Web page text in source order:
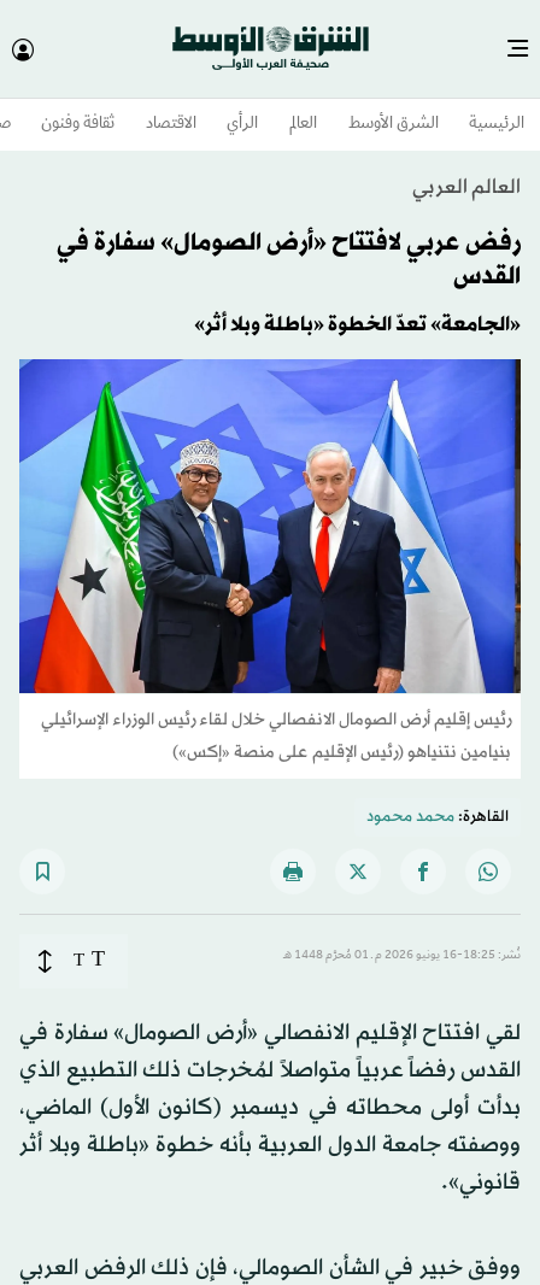
الرئيسية الشرق الأوسط​ العالم الرأي الاقتصاد ثقافة وفنون
العالم العربي
رفض عربي لافتتاح «أرض الصومال» سفارة في
القدس
«الجامعة» تعدّ الخطوة «باطلة وبلا أثر»
رئيس إقليم أرض الصومال الانفصالي خلال لقاء رئيس الوزراء الإسرائيلي
بنيامين نتنياهو (رئيس الإقليم على منصة «إكس»)
القاهرة:محمد محمود
نُشر: 18:25-16 يونيو 2026 م ـ 01 مُحرَّم 1448 هـ T
T
لقي افتتاح الإقليم الانفصالي «أرض الصومال» سفارة في
القدس رفضاً عربياً متواصلاً لمُخرجات ذلك التطبيع الذي
بدأت أولى محطاته في ديسمبر (كانون الأول) الماضي،
ووصفته جامعة الدول العربية بأنه خطوة «باطلة وبلا أثر
قانوني».
ووفق خبير في الشأن الصومالي، فإن ذلك الرفض العربي